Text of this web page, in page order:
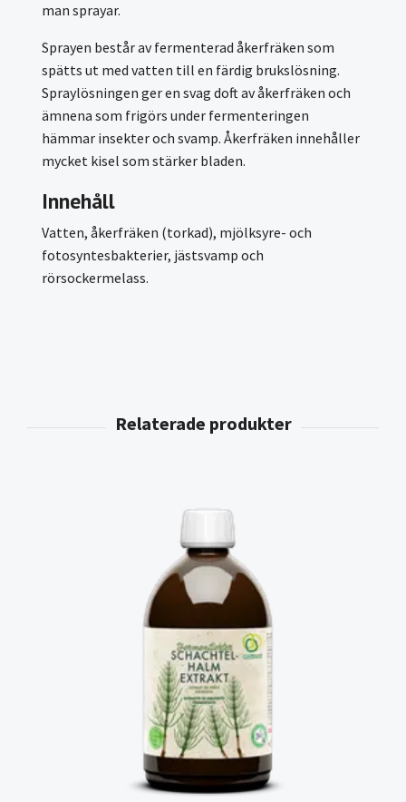
man sprayar.
Sprayen består av fermenterad åkerfräken som
spätts ut med vatten till en färdig brukslösning.
Spraylösningen ger en svag doft av åkerfräken och
ämnena som frigörs under fermenteringen
hämmar insekter och svamp. Åkerfräken innehåller
mycket kisel som stärker bladen.
Innehåll
Vatten, åkerfräken (torkad), mjölksyre- och
fotosyntesbakterier, jästsvamp och
rörsockermelass.